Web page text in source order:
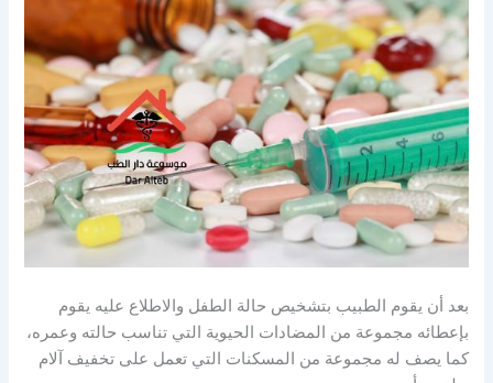
بعد أن يقوم الطبيب بتشخيص حالة الطفل والاطلاع عليه يقوم
بإعطائه مجموعة من المضادات الحيوية التي تناسب حالته وعمره،
كما يصف له مجموعة من المسكنات التي تعمل على تخفيف آلام